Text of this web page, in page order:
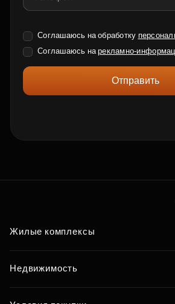
Соглашаюсь на обработку
Соглашаюсь нарекламно-
Отправить
Жилые комплексы
Недвижимость